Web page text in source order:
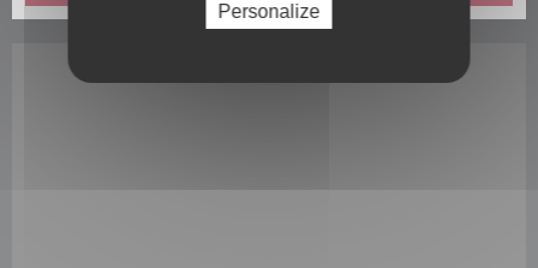
Personalize